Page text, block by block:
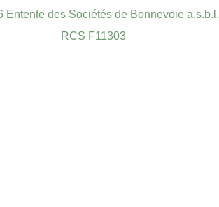
Entente des Sociétés de Bonnevoie a.s.b.l.
RCS F11303